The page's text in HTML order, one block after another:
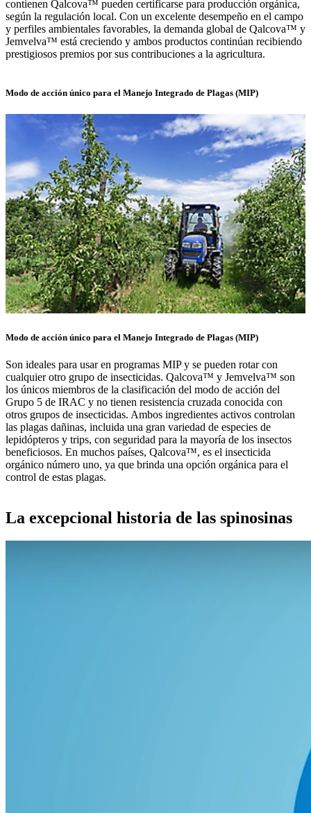
contienen Qalcova™ pueden certificarse para producción orgánica,
según la regulación local. Con un excelente desempeño en el campo
y perfiles ambientales favorables, la demanda global de Qalcova™ y
Jemvelva™ está creciendo y ambos productos continúan recibiendo
prestigiosos premios por sus contribuciones a la agricultura.
Modo de acción único para el Manejo Integrado de Plagas (MIP)
Modo de acción único para el Manejo Integrado de Plagas (MIP)
Son ideales para usar en programas MIP y se pueden rotar con
cualquier otro grupo de insecticidas. Qalcova™ y Jemvelva™ son
los únicos miembros de la clasificación del modo de acción del
Grupo 5 de IRAC y no tienen resistencia cruzada conocida con
otros grupos de insecticidas. Ambos ingredientes activos controlan
las plagas dañinas, incluida una gran variedad de especies de
lepidópteros y trips, con seguridad para la mayoría de los insectos
beneficiosos. En muchos países, Qalcova™, es el insecticida
orgánico número uno, ya que brinda una opción orgánica para el
control de estas plagas.
La excepcional historia de las spinosinas